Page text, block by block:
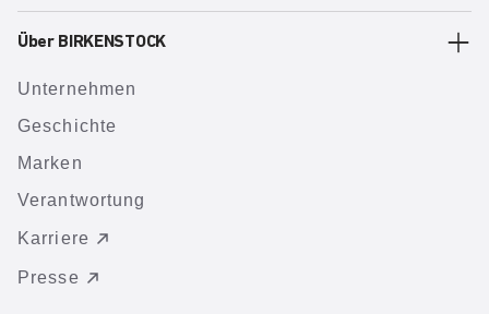
Über BIRKENSTOCK
Unternehmen
Geschichte
Marken
Verantwortung
Karriere
Presse